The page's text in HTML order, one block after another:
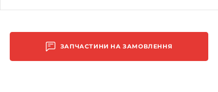
ЗАПЧАСТИНИ НА ЗАМОВЛЕННЯ